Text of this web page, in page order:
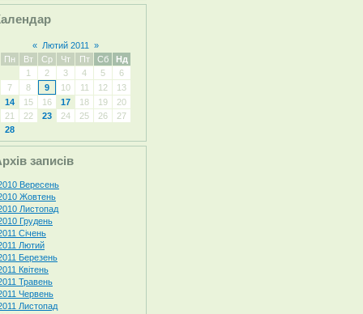
« Лютий 2011
»
Пн
Вт Ср Чт Пт Сб
Нд
1
2 3 4 5
6
7
8 9 10 11 12
13
14
15 16 17 18 19
20
21
22 23 24 25 26
27
28
записів
Вересень
Жовтень
Листопад
Грудень
Січень
Лютий
Березень
Квітень
Травень
Червень
Листопад